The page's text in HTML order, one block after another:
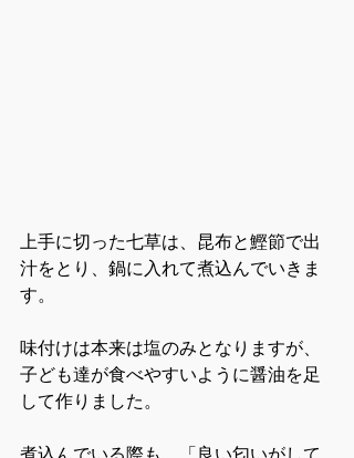
上手に切った七草は、昆布と鰹節で出
汁をとり、鍋に入れて煮込んでいきま
す。
味付けは本来は塩のみとなりますが、
子ども達が食べやすいように醤油を足
して作りました。